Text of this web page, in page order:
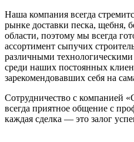
Наша компания всегда
рынке доставки песка, щебня,
области, поэтому мы всегда
ассортимент сыпучих
различными
среди наших постоянных
зарекомендовавших себя на
Сотрудничество с компанией
всегда приятное общение с
каждая сделка — это залог